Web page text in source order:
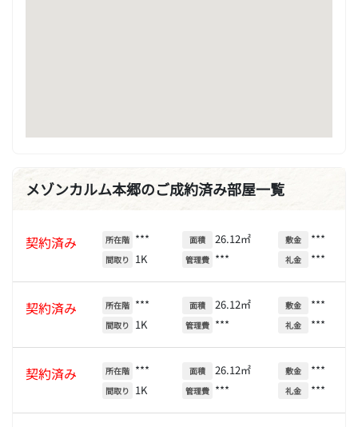
メゾンカルム本郷のご成約済み部屋一覧
契約済み 所在階 ***
間取り 1K
面積 26.12㎡
管理費 ***
敷金 ***
礼金 ***
契約済み 所在階 ***
間取り 1K
面積 26.12㎡
管理費 ***
敷金 ***
礼金 ***
契約済み 所在階 ***
間取り 1K
面積 26.12㎡
管理費 ***
敷金 ***
礼金 ***